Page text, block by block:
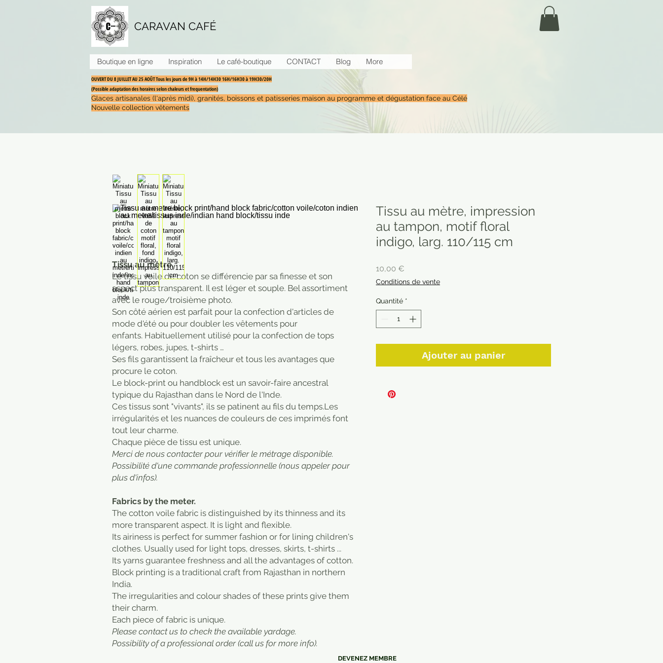
CARAVAN CAFÉ
Boutique en ligne Inspiration Le café-boutique CONTACT Blog More
OUVERT DU 8 JUILLET AU 25 AOÛT Tous les jours de 9H à 14H/14H30 16H/16H30 à 19H30/20H
(Possible adaptation des horaires selon chaleurs et frequentation)
Glaces artisanales (l'après midi), granités, boissons et patisseries maison au programme et dégustation face au Célé
Nouvelle collection vêtements
Tissu au mètre.
Le tissu voile de coton se différencie par sa finesse et son
aspect plus transparent. Il est léger et souple. Bel assortiment
avec le rouge/troisième photo.
Son côté aérien est parfait pour la confection d'articles de
mode d'été ou pour doubler les vêtements pour
enfants. Habituellement utilisé pour la confection de tops
légers, robes, jupes, t-shirts …
Ses fils garantissent la fraîcheur et tous les avantages que
procure le coton.
Le block-print ou handblock est un savoir-faire ancestral
typique du Rajasthan dans le Nord de l'Inde.
Ces tissus sont "vivants", ils se patinent au fils du temps.Les
irrégularités et les nuances de couleurs de ces imprimés font
tout leur charme.
​Chaque pièce de tissu est unique.
Merci de nous contacter pour vérifier le métrage disponible.
Possibilité d'une commande professionnelle (nous appeler pour
plus d'infos).
Fabrics by the meter.
The cotton voile fabric is distinguished by its thinness and its
more transparent aspect. It is light and flexible.
Its airiness is perfect for summer fashion or for lining children's
clothes. Usually used for light tops, dresses, skirts, t-shirts ...
Its yarns guarantee freshness and all the advantages of cotton.
Block printing is a traditional craft from Rajasthan in northern
India.
The irregularities and colour shades of these prints give them
their charm.
Each piece of fabric is unique.
Please contact us to check the available yardage.
Possibility of a professional order (call us for more info).
Tissu au mètre, impression
au tampon, motif floral
indigo, larg. 110/115 cm
10,00 €
Conditions de vente
Quantité *
Ajouter au panier
DEVENEZ MEMBRE